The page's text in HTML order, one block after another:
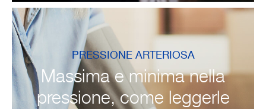
PRESSIONE ARTERIOSA
Massima e minima nella
pressione, come leggerle